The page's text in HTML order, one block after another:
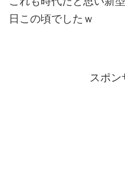
日この頃でしたｗ
スポン